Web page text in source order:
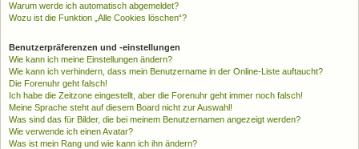
Warum werde ich automatisch abgemeldet?
Wozu ist die Funktion „Alle Cookies löschen“?
Benutzerpräferenzen und -einstellungen
Wie kann ich meine Einstellungen ändern?
Wie kann ich verhindern, dass mein Benutzername in der Online-Liste auftaucht?
Die Forenuhr geht falsch!
Ich habe die Zeitzone eingestellt, aber die Forenuhr geht immer noch falsch!
Meine Sprache steht auf diesem Board nicht zur Auswahl!
Was sind das für Bilder, die bei meinem Benutzernamen angezeigt werden?
Wie verwende ich einen Avatar?
Was ist mein Rang und wie kann ich ihn ändern?